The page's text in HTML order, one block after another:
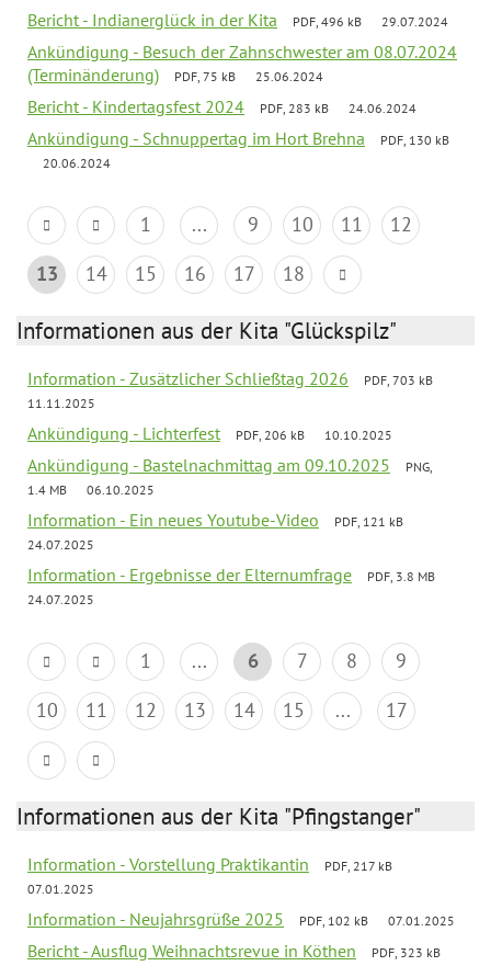
Bericht - Indianerglück in der Kita PDF, 496 kB 29.07.2024
Ankündigung - Besuch der Zahnschwester am 08.07.2024
(Terminänderung)
PDF, 75 kB 25.06.2024
Bericht - Kindertagsfest 2024 PDF, 283 kB 24.06.2024
Ankündigung - Schnuppertag im Hort Brehna
PDF, 130 kB
20.06.2024
1 ... 9 10 11
12
13
14 15 16 17 18
Informationen aus der Kita "Glückspilz"
Information - Zusätzlicher Schließtag 2026
PDF, 703 kB
11.11.2025
Ankündigung - Lichterfest PDF, 206 kB 10.10.2025
Ankündigung - Bastelnachmittag am 09.10.2025
PNG,
1.4 MB
06.10.2025
Information - Ein neues Youtube-Video
PDF, 121 kB
24.07.2025
Information - Ergebnisse der Elternumfrage
PDF, 3.8 MB
24.07.2025
1 ... 6 7 8
9
10
11 12 13 14 15 ... 17
Informationen aus der Kita "Pfingstanger"
Information - Vorstellung Praktikantin
PDF, 217 kB
07.01.2025
Information - Neujahrsgrüße 2025 PDF, 102 kB 07.01.2025
Bericht - Ausflug Weihnachtsrevue in Köthen
PDF, 323 kB